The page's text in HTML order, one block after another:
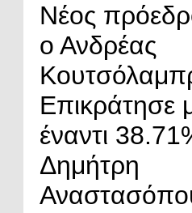
Νέος
ο Ανδρέας
Επικράτησε
έναντι
Δημήτρη